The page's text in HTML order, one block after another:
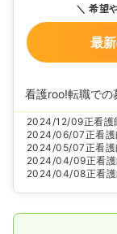
希望
最
看護roo!転職での
2024/12/09正看護
2024/06/07正看
2024/05/07正看
2024/04/09正看
2024/04/08正看